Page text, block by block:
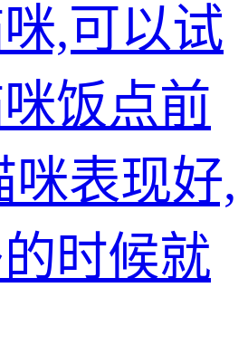
,可以试
饭点前
咪表现好,
时候就